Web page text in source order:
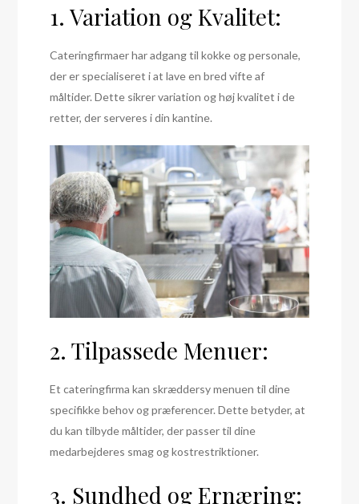
1. Variation og Kvalitet:
Cateringfirmaer har adgang til kokke og personale,
der er specialiseret i at lave en bred vifte af
måltider. Dette sikrer variation og høj kvalitet i de
retter, der serveres i din kantine.
2. Tilpassede Menuer:
Et cateringfirma kan skræddersy menuen til dine
specifikke behov og præferencer. Dette betyder, at
du kan tilbyde måltider, der passer til dine
medarbejderes smag og kostrestriktioner.
3. Sundhed og Ernæring: